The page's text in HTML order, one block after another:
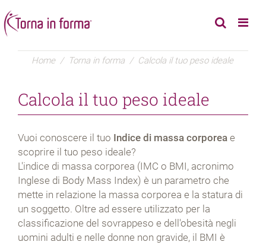
Home / Torna in forma / Calcola il tuo peso ideale
Calcola il tuo peso ideale
Vuoi conoscere il tuo Indice di massa corporea e
scoprire il tuo peso ideale?
L'indice di massa corporea (IMC o BMI, acronimo
Inglese di Body Mass Index) è un parametro che
mette in relazione la massa corporea e la statura di
un soggetto. Oltre ad essere utilizzato per la
classificazione del sovrappeso e dell'obesità negli
uomini adulti e nelle donne non gravide, il BMI è